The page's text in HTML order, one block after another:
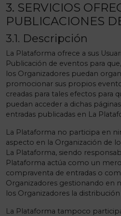
3. SERVICIOS
PUBLICACIONES
3.1. Descripción
La Plataforma ofrece a sus
Publicación de eventos para
los Organizadores puedan
promocionar sus propios
creadas para tales efectos para
puedan acceder a dichas
entradas publicadas en La
La Plataforma no participa en
aspecto en la Organización de
La Plataforma, siendo
Plataforma actúa como un
compraventa de entradas o
Organizadores gestionando en
los Organizadores la distribución
La Plataforma tampoco